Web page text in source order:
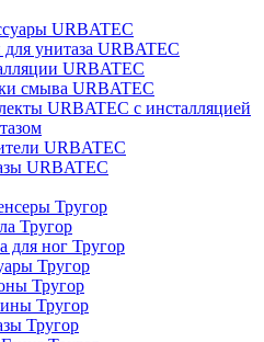
URBATEC
для унитаза URBATEC
URBATEC
смыва URBATEC
URBATEC с инсталляцией
URBATEC
URBATEC
Тругор
Тругор
для ног Тругор
Тругор
Тругор
Тругор
Тругор